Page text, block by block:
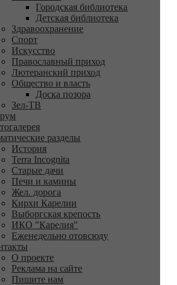
Городская библиотека
Детская библиотека
Здравоохранение
Спорт
Искусство
Православный приход
Лютеранский приход
Общество и власть
Доска позора
Зел-ТВ
разделы
История
Terra Incognita
Старые дачи
Печи и камины
Жел. дорога
Кирхи Карелии
Выборгская крепость
ИКО "Карелия"
Еженедельно отовсюду
О проекте
Реклама на сайте
Пишите нам